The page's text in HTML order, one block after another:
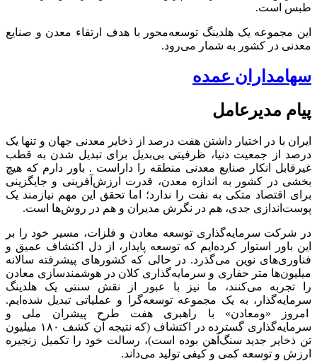
طبس است.
این مجموعه یک هلدینگ توسعه‌محور با هدف ارتقاء معدن و صنایع
معدنی در کشور به شمار می‌رود.
سهامداران عمده
پیام مدیرعامل
ایران با در اختیار داشتن هفت درصد از ذخایر معدنی جهان و تنها یک
درصد از جمعیت دنیا، ظرفیتی بی‌بدیل برای تبدیل شدن به قطب
غیرقابل انکار صنایع معدنی منطقه را داراست . باور دارم که هیچ
بخشی در کشور به اندازه معدن، قدرت ارزش‌آفرینی و جایگزینی
برای اقتصاد متکی به نفت را ندارد؛ اما تحقق این مهم نیازمند یک
پوست‌اندازی جدی، هم در نگرش مدیران و هم در روش‌ها است.
در شرکت سرمایه‌گذاری توسعه معادن و فلزات، مسیر خود را بر
این باور استوار کرده‌ایم که توسعه پایدار، از دل اکتشاف عمیق و
فناوری‌های نوین می‌گذرد. در حالی که کشورهای پیشرفته سالانه
میلیون‌ها متر حفاری و سرمایه‌گذاری کلان در هوشمندسازی معادن
را تجربه می‌کنند، ما نیز با عبور از نقش سنتی یک هلدینگ
سرمایه‌گذار، به یک مجموعه توسعه‌گرا و عملیاتی تبدیل شده‌ایم.
امروز «ومعادن» با راهبری هفت طرح پیشران ملی و
سرمایه‌گذاری گسترده در اکتشاف (که نتیجه آن کشف ۱۸۰ میلیون
تن ذخایر جدید سنگ‌آهن بوده است)، رسالت خود را تکمیل زنجیره
ارزش و توسعه کمی و کیفی تولید می‌داند.